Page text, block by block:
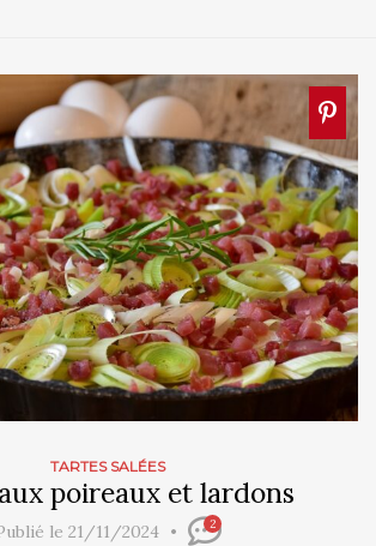
TARTES SALÉES
poireaux et lardons
le 21/11/2024 2